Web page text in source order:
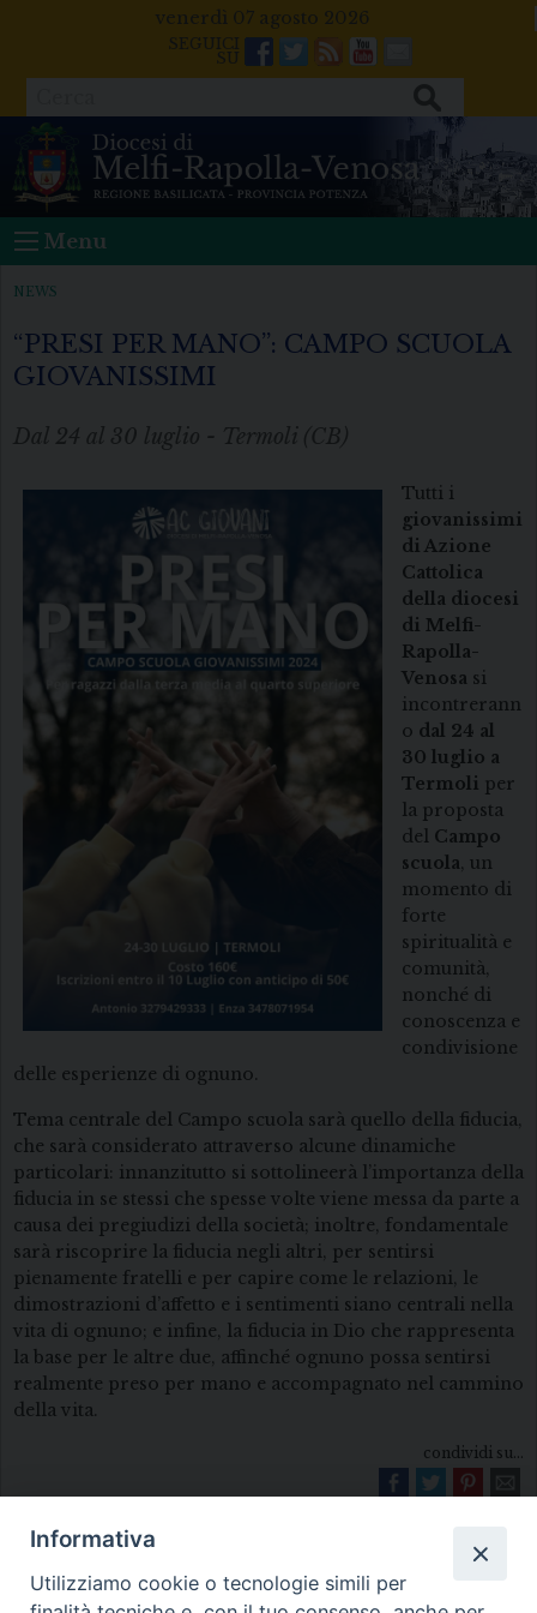
venerdì 07 agosto 2026
Facebook
Twitter
FeedsYoutube
Mail
Menu
NEWS
“PRESI PER MANO”: CAMPO SCUOLA
GIOVANISSIMI
Dal 24 al 30 luglio - Termoli (CB)
Tutti i
giovanissimi
di Azione
Cattolica
della diocesi
di Melfi-
Rapolla-
Venosa si
incontrerann
o dal 24 al
30 luglio a
Termoli per
la proposta
del Campo
scuola, un
momento di
forte
spiritualità e
comunità,
nonché di
conoscenza e
condivisione
delle esperienze di ognuno.
Tema centrale del Campo scuola sarà quello della fiducia,
che sarà considerato attraverso alcune dinamiche
particolari: innanzitutto si sottolineerà l’importanza della
fiducia in se stessi che spesse volte viene messa da parte a
causa dei pregiudizi della società; inoltre, fondamentale
sarà riscoprire la fiducia negli altri, per sentirsi
pienamente fratelli e per capire come le relazioni, le
dimostrazioni d’affetto e i sentimenti siano centrali nella
vita di ognuno; e infine, la fiducia in Dio che rappresenta
la base per le altre due, affinché ognuno possa sentirsi
realmente preso per mano e accompagnato nel cammino
della vita.
condividi su...
Informativa
Utilizziamo cookie o tecnologie simili per